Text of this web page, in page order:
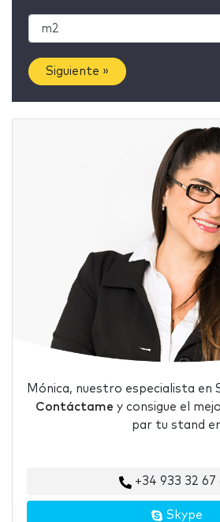
Siguiente »
Mónica, nuestro especialista en
Contáctame y consigue el
par tu stand
+34 933 32 67
Skype